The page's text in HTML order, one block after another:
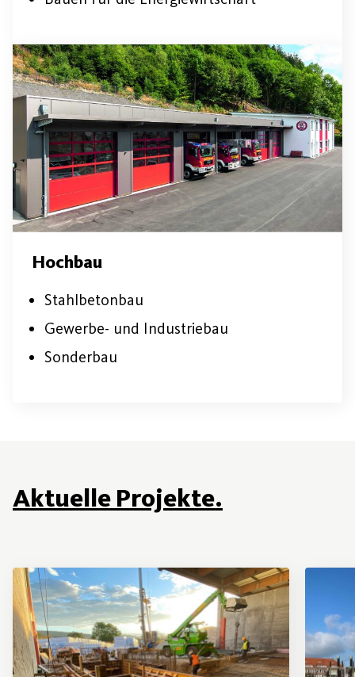
Hochbau
Stahlbetonbau
Gewerbe- und Industriebau
Sonderbau
Aktuelle Projekte.